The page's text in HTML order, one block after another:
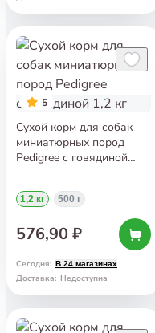
5
Сухой корм для собак
миниатюрных пород
Pedigree с говядиной
1,2 кг 500 г
576,90 ₽
Сегодня: В 24 магазинах
Доставка: Недоступна